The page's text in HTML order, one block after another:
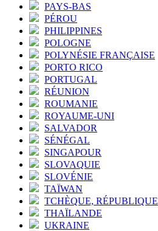
PAYS-BAS
PÉROU
PHILIPPINES
POLOGNE
POLYNÉSIE FRANÇAISE
PORTO RICO
PORTUGAL
RÉUNION
ROUMANIE
ROYAUME-UNI
SALVADOR
SÉNÉGAL
SINGAPOUR
SLOVAQUIE
SLOVÉNIE
TAÏWAN
TCHÈQUE, RÉPUBLIQUE
THAÏLANDE
UKRAINE